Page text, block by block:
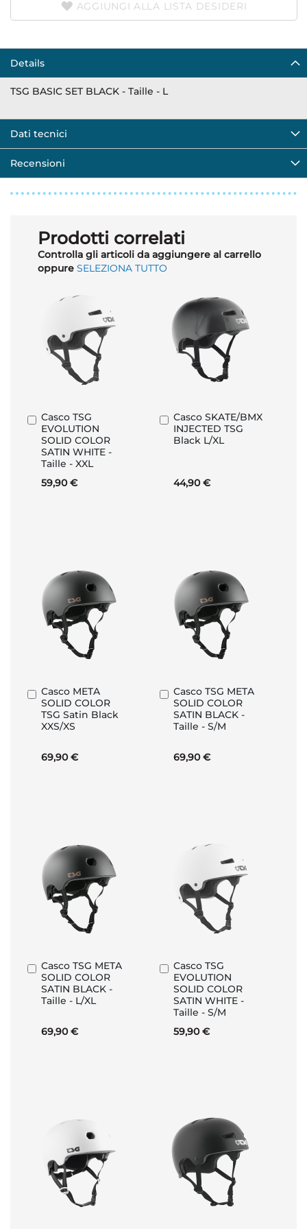
AGGIUNGI ALLA LISTA DESIDERI
Details
TSG BASIC SET BLACK - Taille - L
Dati tecnici
Recensioni
Prodotti correlati
Controlla gli articoli da aggiungere al carrello
oppure SELEZIONA TUTTO
Casco TSG
EVOLUTION
SOLID COLOR
SATIN WHITE -
Taille - XXL
59,90 €
Aggiungi
al
Carrello
Casco SKATE/BMX
INJECTED TSG
Black L/XL
44,90 €
Aggiungi
al
Carrello
Casco META
SOLID COLOR
TSG Satin Black
XXS/XS
69,90 €
Aggiungi
al
Carrello
Casco TSG META
SOLID COLOR
SATIN BLACK -
Taille - S/M
69,90 €
Aggiungi
al
Carrello
Casco TSG META
SOLID COLOR
SATIN BLACK -
Taille - L/XL
69,90 €
Aggiungi
al
Carrello
Casco TSG
EVOLUTION
SOLID COLOR
SATIN WHITE -
Taille - S/M
59,90 €
Aggiungi
al
Carrello